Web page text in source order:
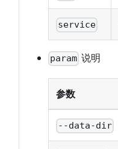
service
param 说明
参数
--data-dir